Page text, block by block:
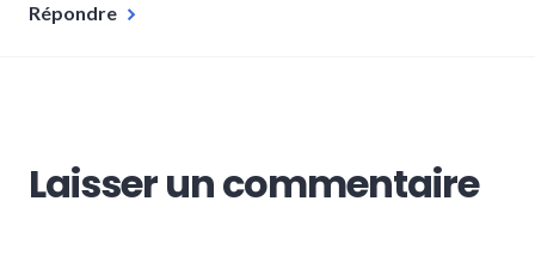
Répondre
Laisser un commentaire